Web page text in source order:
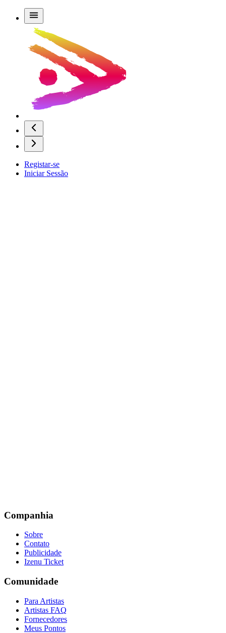
Registar-se
Iniciar Sessão
Companhia
Sobre
Contato
Publicidade
Izenu Ticket
Comunidade
Para Artistas
Artistas FAQ
Fornecedores
Meus Pontos